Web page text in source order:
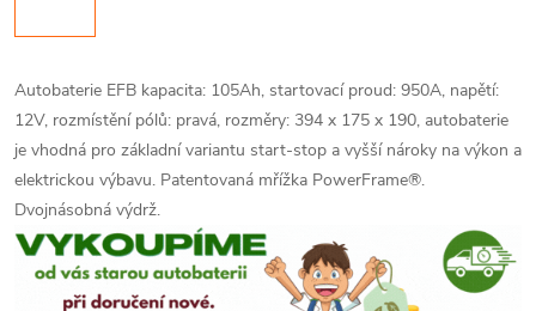
Autobaterie EFB kapacita: 105Ah, startovací proud: 950A, napětí:
12V, rozmístění pólů: pravá, rozměry: 394 x 175 x 190, autobaterie
je vhodná pro základní variantu start-stop a vyšší nároky na výkon a
elektrickou výbavu. Patentovaná mřížka PowerFrame®.
Dvojnásobná výdrž.